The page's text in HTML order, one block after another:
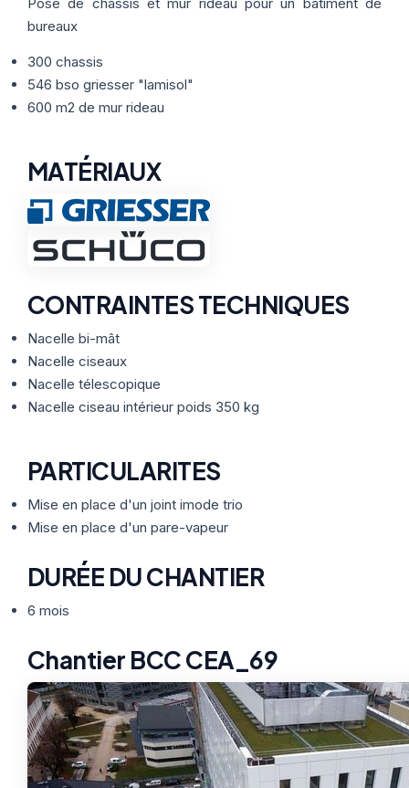
Nos Formules ACTUALITÉS
CONTACT
bureaux
300 chassis
546 bso griesser "lamisol"
600 m2 de mur rideau
MATÉRIAUX
CONTRAINTES TECHNIQUES
Nacelle bi-mât
Nacelle ciseaux
Nacelle télescopique
Nacelle ciseau intérieur poids 350 kg
PARTICULARITES
Mise en place d'un joint imode trio
Mise en place d'un pare-vapeur
DURÉE DU CHANTIER
6 mois
Chantier BCC CEA_69